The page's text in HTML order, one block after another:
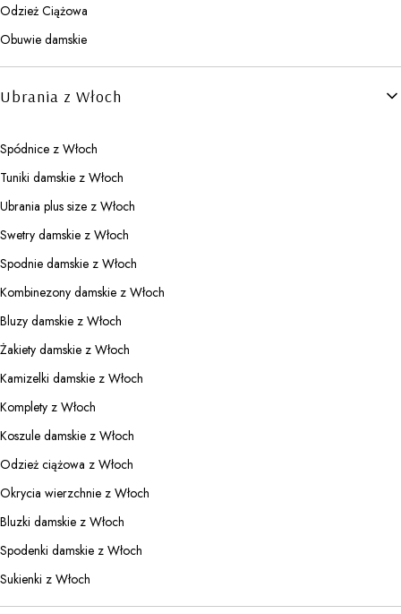
Odzież Ciążowa
Obuwie damskie
Ubrania z Włoch
Spódnice z Włoch
Tuniki damskie z Włoch
Ubrania plus size z Włoch
Swetry damskie z Włoch
Spodnie damskie z Włoch
Kombinezony damskie z Włoch
Bluzy damskie z Włoch
Żakiety damskie z Włoch
Kamizelki damskie z Włoch
Komplety z Włoch
Koszule damskie z Włoch
Odzież ciążowa z Włoch
Okrycia wierzchnie z Włoch
Bluzki damskie z Włoch
Spodenki damskie z Włoch
Sukienki z Włoch